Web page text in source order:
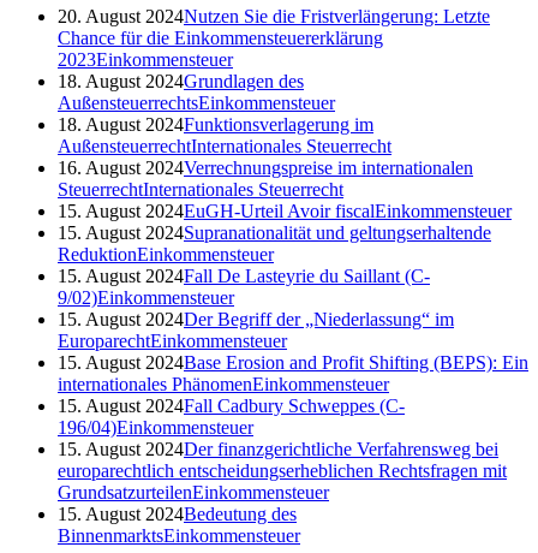
20. August 2024Nutzen Sie die Fristverlängerung: Letzte
Chance für die Einkommensteuererklärung
2023Einkommensteuer
18. August 2024Grundlagen des
AußensteuerrechtsEinkommensteuer
18. August 2024Funktionsverlagerung im
AußensteuerrechtInternationales Steuerrecht
16. August 2024Verrechnungspreise im internationalen
SteuerrechtInternationales Steuerrecht
15. August 2024EuGH-Urteil Avoir fiscalEinkommensteuer
15. August 2024Supranationalität und geltungserhaltende
ReduktionEinkommensteuer
15. August 2024Fall De Lasteyrie du Saillant (C-
9/02)Einkommensteuer
15. August 2024Der Begriff der „Niederlassung“ im
EuroparechtEinkommensteuer
15. August 2024Base Erosion and Profit Shifting (BEPS): Ein
internationales PhänomenEinkommensteuer
15. August 2024Fall Cadbury Schweppes (C-
196/04)Einkommensteuer
15. August 2024Der finanzgerichtliche Verfahrensweg bei
europarechtlich entscheidungserheblichen Rechtsfragen mit
GrundsatzurteilenEinkommensteuer
15. August 2024Bedeutung des
BinnenmarktsEinkommensteuer